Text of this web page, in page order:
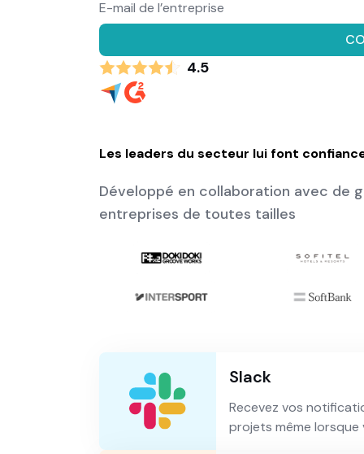
4.5
Les leaders du secteur lui font
Développé en collaboration avec de
entreprises de toutes tailles
Slack
Recevez vos
projets même lorsque